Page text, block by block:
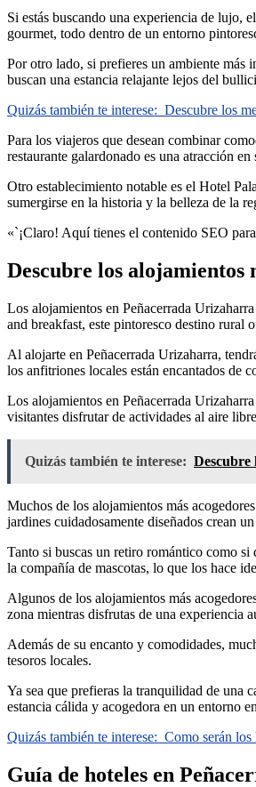
Si estás buscando una experiencia de lujo,
gourmet, todo dentro de un entorno
Por otro lado, si prefieres un ambiente más
buscan una estancia relajante lejos del
Quizás también te interese: Descubre los
Para los viajeros que desean combinar
restaurante galardonado es una atracción
Otro establecimiento notable es el Hotel
sumergirse en la historia y la belleza de la
«`¡Claro! Aquí tienes el contenido SEO
Descubre los alojamientos
Los alojamientos en Peñacerrada
and breakfast, este pintoresco destino rural
Al alojarte en Peñacerrada Urizaharra,
los anfitriones locales están encantados de
Los alojamientos en Peñacerrada
visitantes disfrutar de actividades al aire
Quizás también te interese: Descubre
Muchos de los alojamientos más
jardines cuidadosamente diseñados crean
Tanto si buscas un retiro romántico como si
la compañía de mascotas, lo que los hace
Algunos de los alojamientos más
zona mientras disfrutas de una experiencia
Además de su encanto y comodidades,
tesoros locales.
Ya sea que prefieras la tranquilidad de una
estancia cálida y acogedora en un entorno
Quizás también te interese: Como serán
Guía de hoteles en